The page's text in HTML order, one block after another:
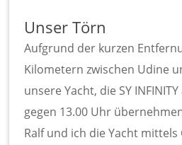
Unser Törn
Aufgrund der kurzen
Kilometern zwischen Udine
unsere Yacht, die SY
gegen 13.00 Uhr
Ralf und ich die Yacht mittels